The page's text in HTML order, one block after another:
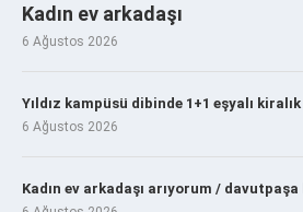
Kadın ev arkadaşı
6 Ağustos 2026
Yıldız kampüsü dibinde 1+1 eşyalı
6 Ağustos 2026
Kadın ev arkadaşı arıyorum / davutpaşa